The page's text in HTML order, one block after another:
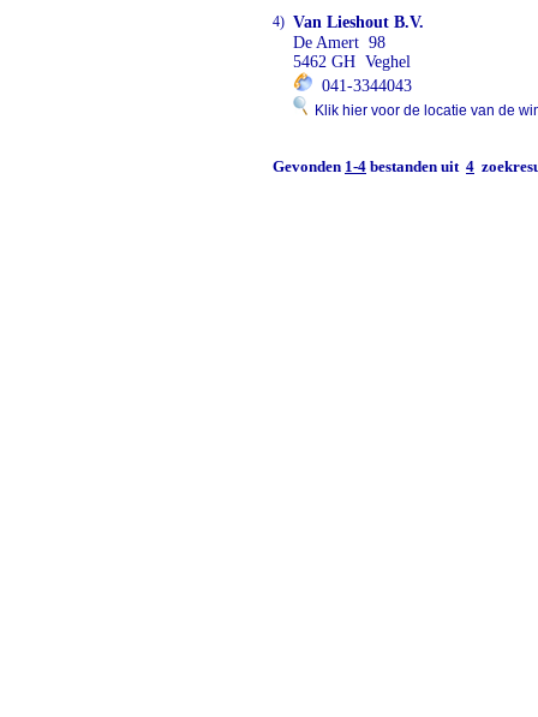
4) Van Lieshout B.V.
De Amert 98
5462 GH Veghel
041-3344043
Klik hier voor de locatie van de
Gevonden 1-4 bestanden uit 4